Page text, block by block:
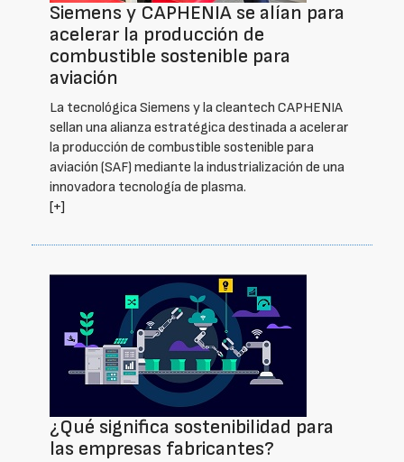
Siemens y CAPHENIA se alían para
acelerar la producción de
combustible sostenible para
aviación
La tecnológica Siemens y la cleantech CAPHENIA
sellan una alianza estratégica destinada a acelerar
la producción de combustible sostenible para
aviación (SAF) mediante la industrialización de una
innovadora tecnología de plasma.
[+]
¿Qué significa sostenibilidad para
las empresas fabricantes?